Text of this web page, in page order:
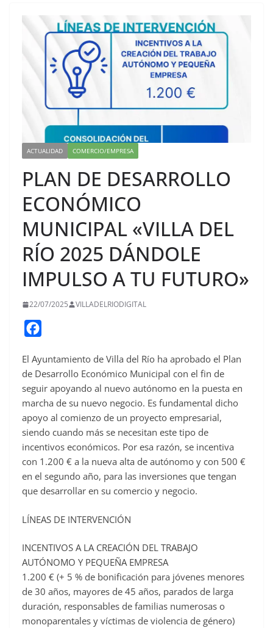
ACTUALIDAD COMERCIO/EMPRESA
PLAN DE DESARROLLO
ECONÓMICO
MUNICIPAL «VILLA DEL
RÍO 2025 DÁNDOLE
IMPULSO A TU FUTURO»
22/07/2025 VILLADELRIODIGITAL
c
e
b
o
o
k
El Ayuntamiento de Villa del Río ha aprobado el Plan
de Desarrollo Económico Municipal con el fin de
seguir apoyando al nuevo autónomo en la puesta en
marcha de su nuevo negocio. Es fundamental dicho
apoyo al comienzo de un proyecto empresarial,
siendo cuando más se necesitan este tipo de
incentivos económicos. Por esa razón, se incentiva
con 1.200 € a la nueva alta de autónomo y con 500 €
en el segundo año, para las inversiones que tengan
que desarrollar en su comercio y negocio.
LÍNEAS DE INTERVENCIÓN
INCENTIVOS A LA CREACIÓN DEL TRABAJO
AUTÓNOMO Y PEQUEÑA EMPRESA
1.200 € (+ 5 % de bonificación para jóvenes menores
de 30 años, mayores de 45 años, parados de larga
duración, responsables de familias numerosas o
monoparentales y víctimas de violencia de género)